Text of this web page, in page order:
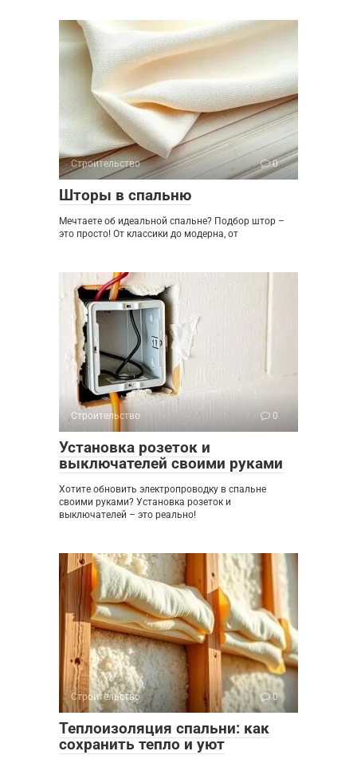
Строительство 0
Шторы в спальню
Мечтаете об идеальной спальне? Подбор штор –
это просто! От классики до модерна, от
Строительство 0
Установка розеток и
выключателей своими руками
Хотите обновить электропроводку в спальне
своими руками? Установка розеток и
выключателей – это реально!
Строительство 0
Теплоизоляция спальни: как
сохранить тепло и уют